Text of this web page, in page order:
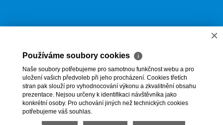
×
Používáme soubory cookies ℹ
Naše soubory potřebujeme pro samotnou funkčnost webu a pro
uložení vašich předvoleb při jeho procházení. Cookies třetích
stran pak slouží pro vyhodnocování výkonu a zkvalitnění obsahu
prezentace. Nejsou určeny k identifikaci návštěvníka jako
konkrétní osoby. Pro uchování jiných než technických cookies
potřebujeme váš souhlas.